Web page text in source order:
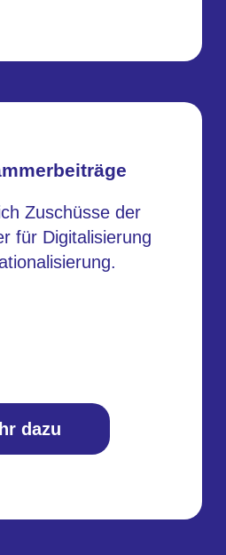
Zuschüsse der
für Digitalisierung
dazu